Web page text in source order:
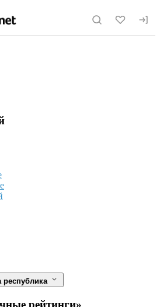
по сайту milknet.ru
рейтинги»
республика
рейтинги»